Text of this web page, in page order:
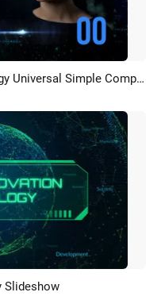
AI Ai Robot Presentation Technology Universal Simple Company Webinar
AI
Slideshow